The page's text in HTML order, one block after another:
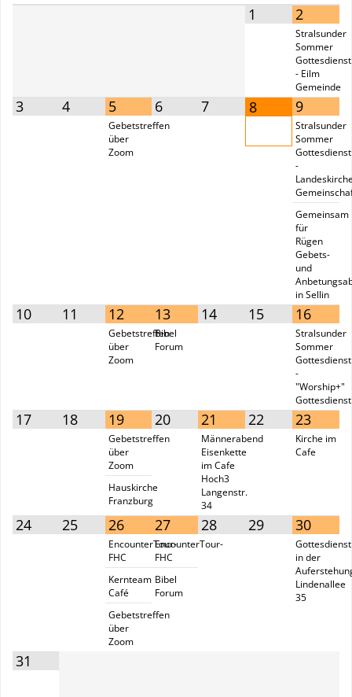
1
2
Stralsunder
Sommer
Gottesdienst
- Eilm
Gemeinde
3 4 5
Gebetstreffen
über
Zoom
6 7 8 9
Stralsunder
Sommer
Gottesdienst
-
Gemeinsam
für
Rügen
Gebets-
und
in Sellin
10 11 12
Gebetstreffen
über
Zoom
13
Bibel
Forum
14 15 16
Stralsunder
Sommer
Gottesdienst
-
"Worship+"
Gottesdienst
17 18 19
Gebetstreffen
über
Zoom
Hauskirche
Franzburg
20 21
Männerabend
Eisenkette
im Cafe
Hoch3
Langenstr.
34
22 23
Kirche im
Cafe
24 25 26
EncounterTour-
FHC
Kernteam
Café
Gebetstreffen
über
Zoom
27
EncounterTour-
FHC
Bibel
Forum
28 29 30
Gottesdienst
in der
Lindenallee
35
31